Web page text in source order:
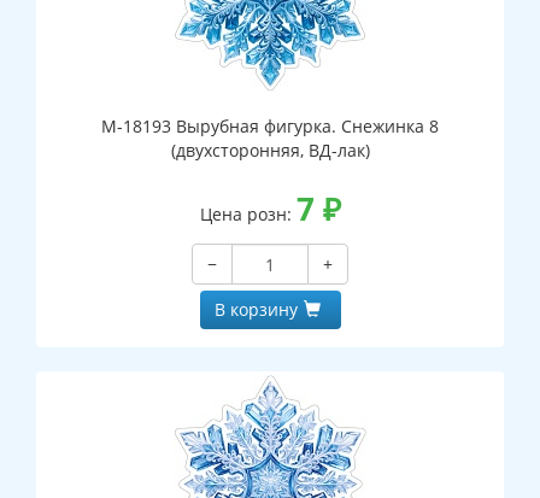
М-18193 Вырубная фигурка. Снежинка 8
(двухсторонняя, ВД-лак)
Цена розн: 7 ₽
−
+
В корзину